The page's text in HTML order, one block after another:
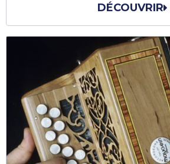
DÉCOUVRIR